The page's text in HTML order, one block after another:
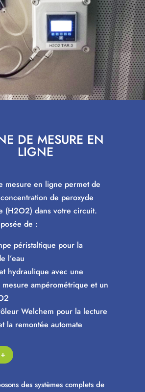
DE MESURE EN
LIGNE
mesure en ligne permet de
de peroxyde
(H2O2) dans votre circuit.
de :
péristaltique pour la
l’eau
hydraulique avec une
ampérométrique et un
Welchem pour la lecture
la remontée automate
des systèmes complets de